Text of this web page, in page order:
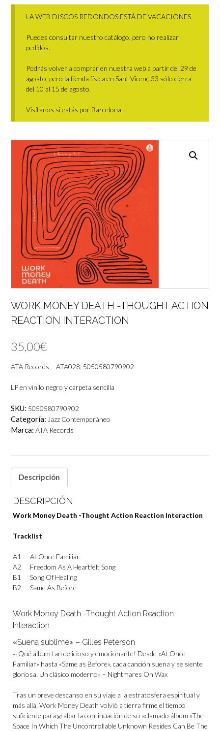
LA WEB DISCOS REDONDOS ESTÁ DE VACACIONES
Puedes consultar nuestro catálogo, pero no realizar
pedidos.
Podrás volver a comprar en nuestra web a partir del 29 de
agosto, pero la tienda física en Sant Vicenç 33 sólo cierra
del 10 al 15 de agosto.
Visítanos si estás por Barcelona
WORK MONEY DEATH -THOUGHT ACTION
REACTION INTERACTION
35,00€
ATA Records – ATA028, 5050580790902
LP en vinilo negro y carpeta sencilla
SKU: 5050580790902
Categoría: Jazz Contemporáneo
Marca: ATA Records
Descripción
DESCRIPCIÓN
Work Money Death -Thought Action Reaction Interaction
Tracklist
A1
At Once Familiar
A2
Freedom As A Heartfelt Song
B1
Song Of Healing
B2
Same As Before
Work Money Death -Thought Action Reaction
Interaction
«Suena sublime» – Gilles Peterson
«¡Qué álbum tan delicioso y emocionante! Desde «At Once
Familiar» hasta «Same as Before», cada canción suena y se siente
gloriosa. Un clásico moderno» – Nightmares On Wax
Tras un breve descanso en su viaje a la estratosfera espiritual y
más allá, Work Money Death volvió a tierra firme el tiempo
suficiente para grabar la continuación de su aclamado álbum «The
Space In Which The Uncontrollable Unknown Resides Can Be The